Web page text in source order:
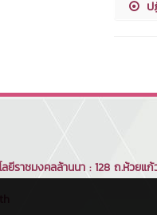
ราชมงคลล้านนา : 128 ถ.ห้วยแ